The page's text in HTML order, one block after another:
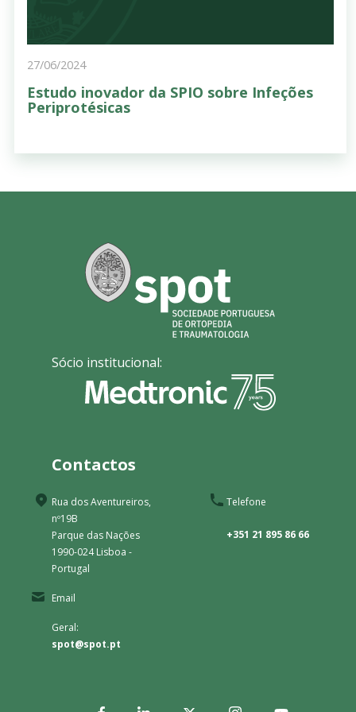
27/06/2024
Estudo inovador da SPIO sobre Infeções
Periprotésicas
Sócio institucional:
Contactos
Rua dos Aventureiros,
nº19B
Parque das Nações
1990-024 Lisboa -
Portugal
Telefone
+351 21 895 86 66
Email
Geral:
spot@spot.pt